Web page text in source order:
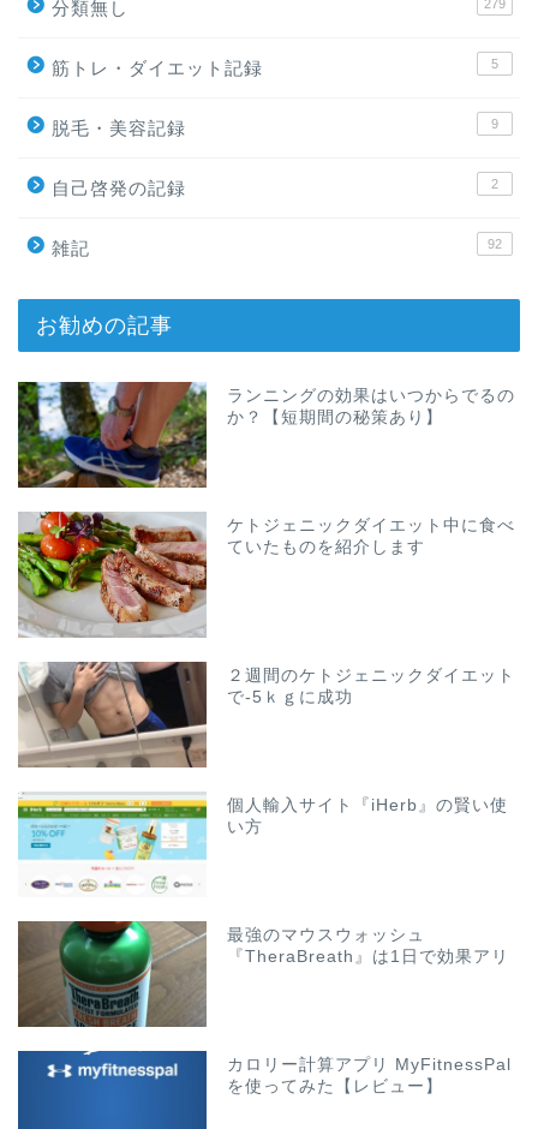
分類無し 279
筋トレ・ダイエット記録 5
脱毛・美容記録 9
自己啓発の記録 2
雑記 92
お勧めの記事
ランニングの効果はいつからでるの
か？【短期間の秘策あり】
ケトジェニックダイエット中に食べ
ていたものを紹介します
２週間のケトジェニックダイエット
で-5ｋｇに成功
個人輸入サイト『iHerb』の賢い使
い方
最強のマウスウォッシュ
『TheraBreath』は1日で効果アリ
カロリー計算アプリ MyFitnessPal
を使ってみた【レビュー】